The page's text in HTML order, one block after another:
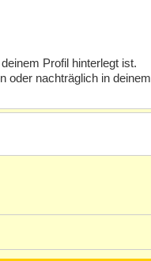
Profil hinterlegt ist.
oder nachträglich in deinem